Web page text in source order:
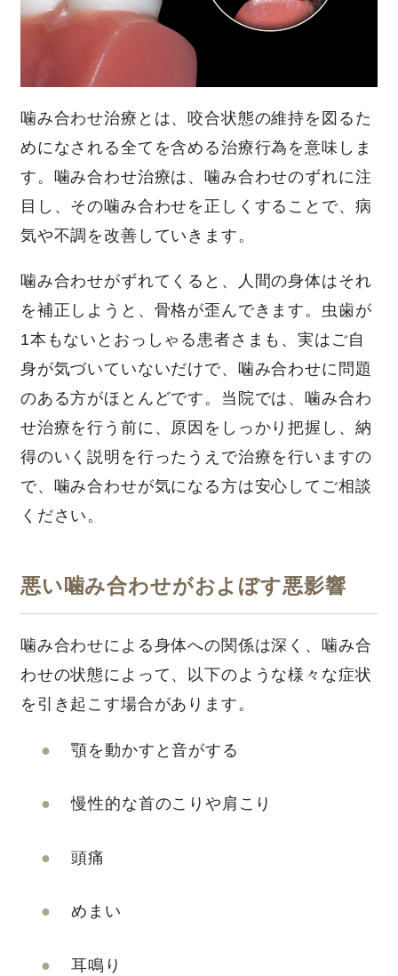
噛み合わせ治療とは、咬合状態の維持を図るた
めになされる全てを含める治療行為を意味しま
す。噛み合わせ治療は、噛み合わせのずれに注
目し、その噛み合わせを正しくすることで、病
気や不調を改善していきます。
噛み合わせがずれてくると、人間の身体はそれ
を補正しようと、骨格が歪んできます。虫歯が
1本もないとおっしゃる患者さまも、実はご自
身が気づいていないだけで、噛み合わせに問題
のある方がほとんどです。当院では、噛み合わ
せ治療を行う前に、原因をしっかり把握し、納
得のいく説明を行ったうえで治療を行いますの
で、噛み合わせが気になる方は安心してご相談
ください。
悪い噛み合わせがおよぼす悪影響
噛み合わせによる身体への関係は深く、噛み合
わせの状態によって、以下のような様々な症状
を引き起こす場合があります。
顎を動かすと音がする
慢性的な首のこりや肩こり
頭痛
めまい
耳鳴り